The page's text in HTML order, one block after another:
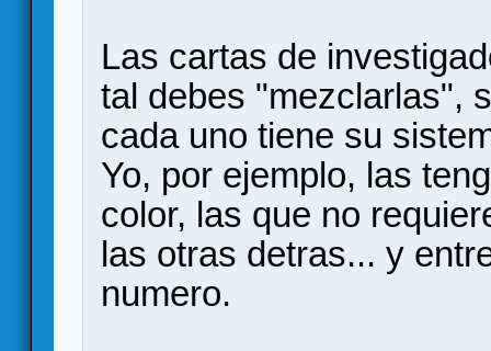
Las cartas de
tal debes "mezclarlas",
cada uno tiene su
Yo, por ejemplo, las
color, las que no
las otras detras... y
numero.